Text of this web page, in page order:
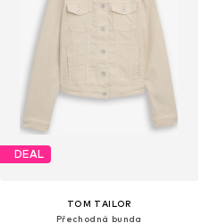
DEAL
TOM TAILOR
Přechodná bunda